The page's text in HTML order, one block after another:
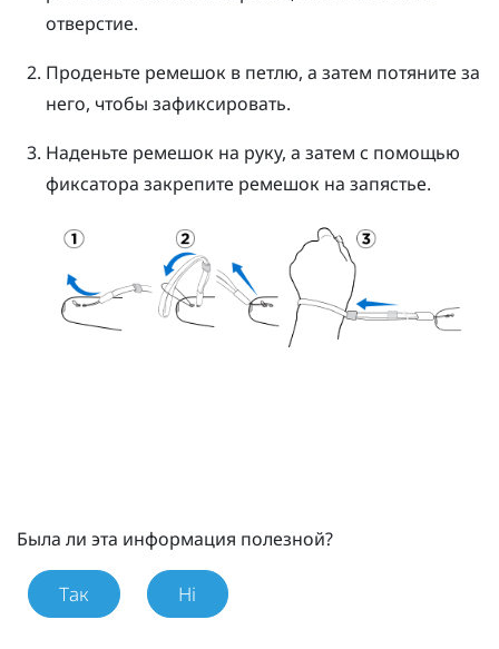
отверстие.
Проденьте ремешок в петлю, а затем потяните за
него, чтобы зафиксировать.
Наденьте ремешок на руку, а затем с помощью
фиксатора закрепите ремешок на запястье.
Была ли эта информация полезной?
Так Ні